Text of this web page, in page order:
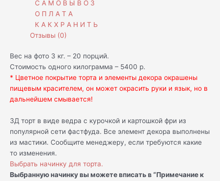
С А М О В Ы В О З
О П Л А Т А
К А К Х Р А Н И Т Ь
Отзывы (0)
Вес на фото 3 кг. – 20 порций.
Стоимость одного килограмма – 5400 р.
* Цветное покрытие торта и элементы декора окрашены
пищевым красителем, он может окрасить руки и язык, но в
дальнейшем смывается!
3Д торт в виде ведра с курочкой и картошкой фри из
популярной сети фастфуда. Все элемент декора выполнены
из мастики. Сообщите менеджеру, если требуются какие
то изменения.
Выбрать начинку для торта.
Выбранную начинку вы можете вписать в “Примечание к